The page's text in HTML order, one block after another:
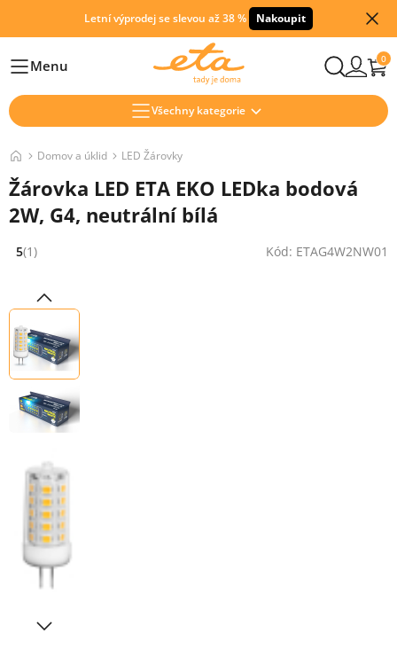
Letní výprodej se slevou až 38 % Nakoupit
HlavníMenu 0
Všechny kategorie
Domov a úklid LED Žárovky
Žárovka LED ETA EKO LEDka bodová
2W, G4, neutrální bílá
Hodnocení: 5 z 5 (1 recenzí)
5(1) Kód: ETAG4W2NW01